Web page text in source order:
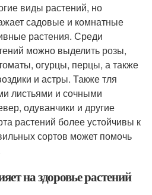
виды растений, но
садовые и комнатные
растения. Среди
можно выделить розы,
огурцы, перцы, а также
и астры. Также тля
листьями и сочными
одуванчики и другие
растений более устойчивы к
сортов может помочь
на здоровье растений